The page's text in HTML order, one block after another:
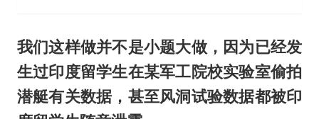
我们这样做并不是小题大做，因为已经发
生过印度留学生在某军工院校实验室偷拍
潜艇有关数据，甚至风洞试验数据都被印